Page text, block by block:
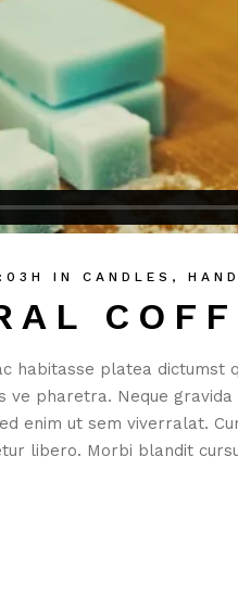
IN CANDLES ,
habitasse platea dictumst
ve pharetra. Neque
enim ut sem viverralat.
libero. Morbi blandit